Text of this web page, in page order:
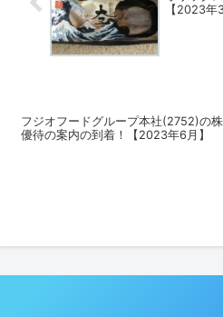
【2023年
フジオフードグループ本社(2752)の
優待の案内の到着！【2023年6月】